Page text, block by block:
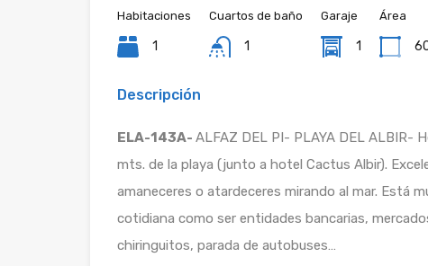
Habitaciones
1
Cuartos de baño
1
Garaje
1
Área
Descripción
ELA-143A- ALFAZ DEL PI- PLAYA DEL ALBIR-
mts. de la playa (junto a hotel Cactus Albir).
amaneceres o atardeceres mirando al mar. Está
cotidiana como ser entidades bancarias,
chiringuitos, parada de autobuses…